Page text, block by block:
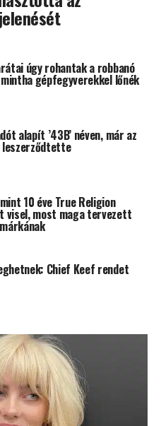
úgy rohantak a robbanó
gépfegyverekkel lőnék
alapít ’43B’ néven, már az
leszerződtette
10 éve True Religion
most maga tervezett
Chief Keef rendet